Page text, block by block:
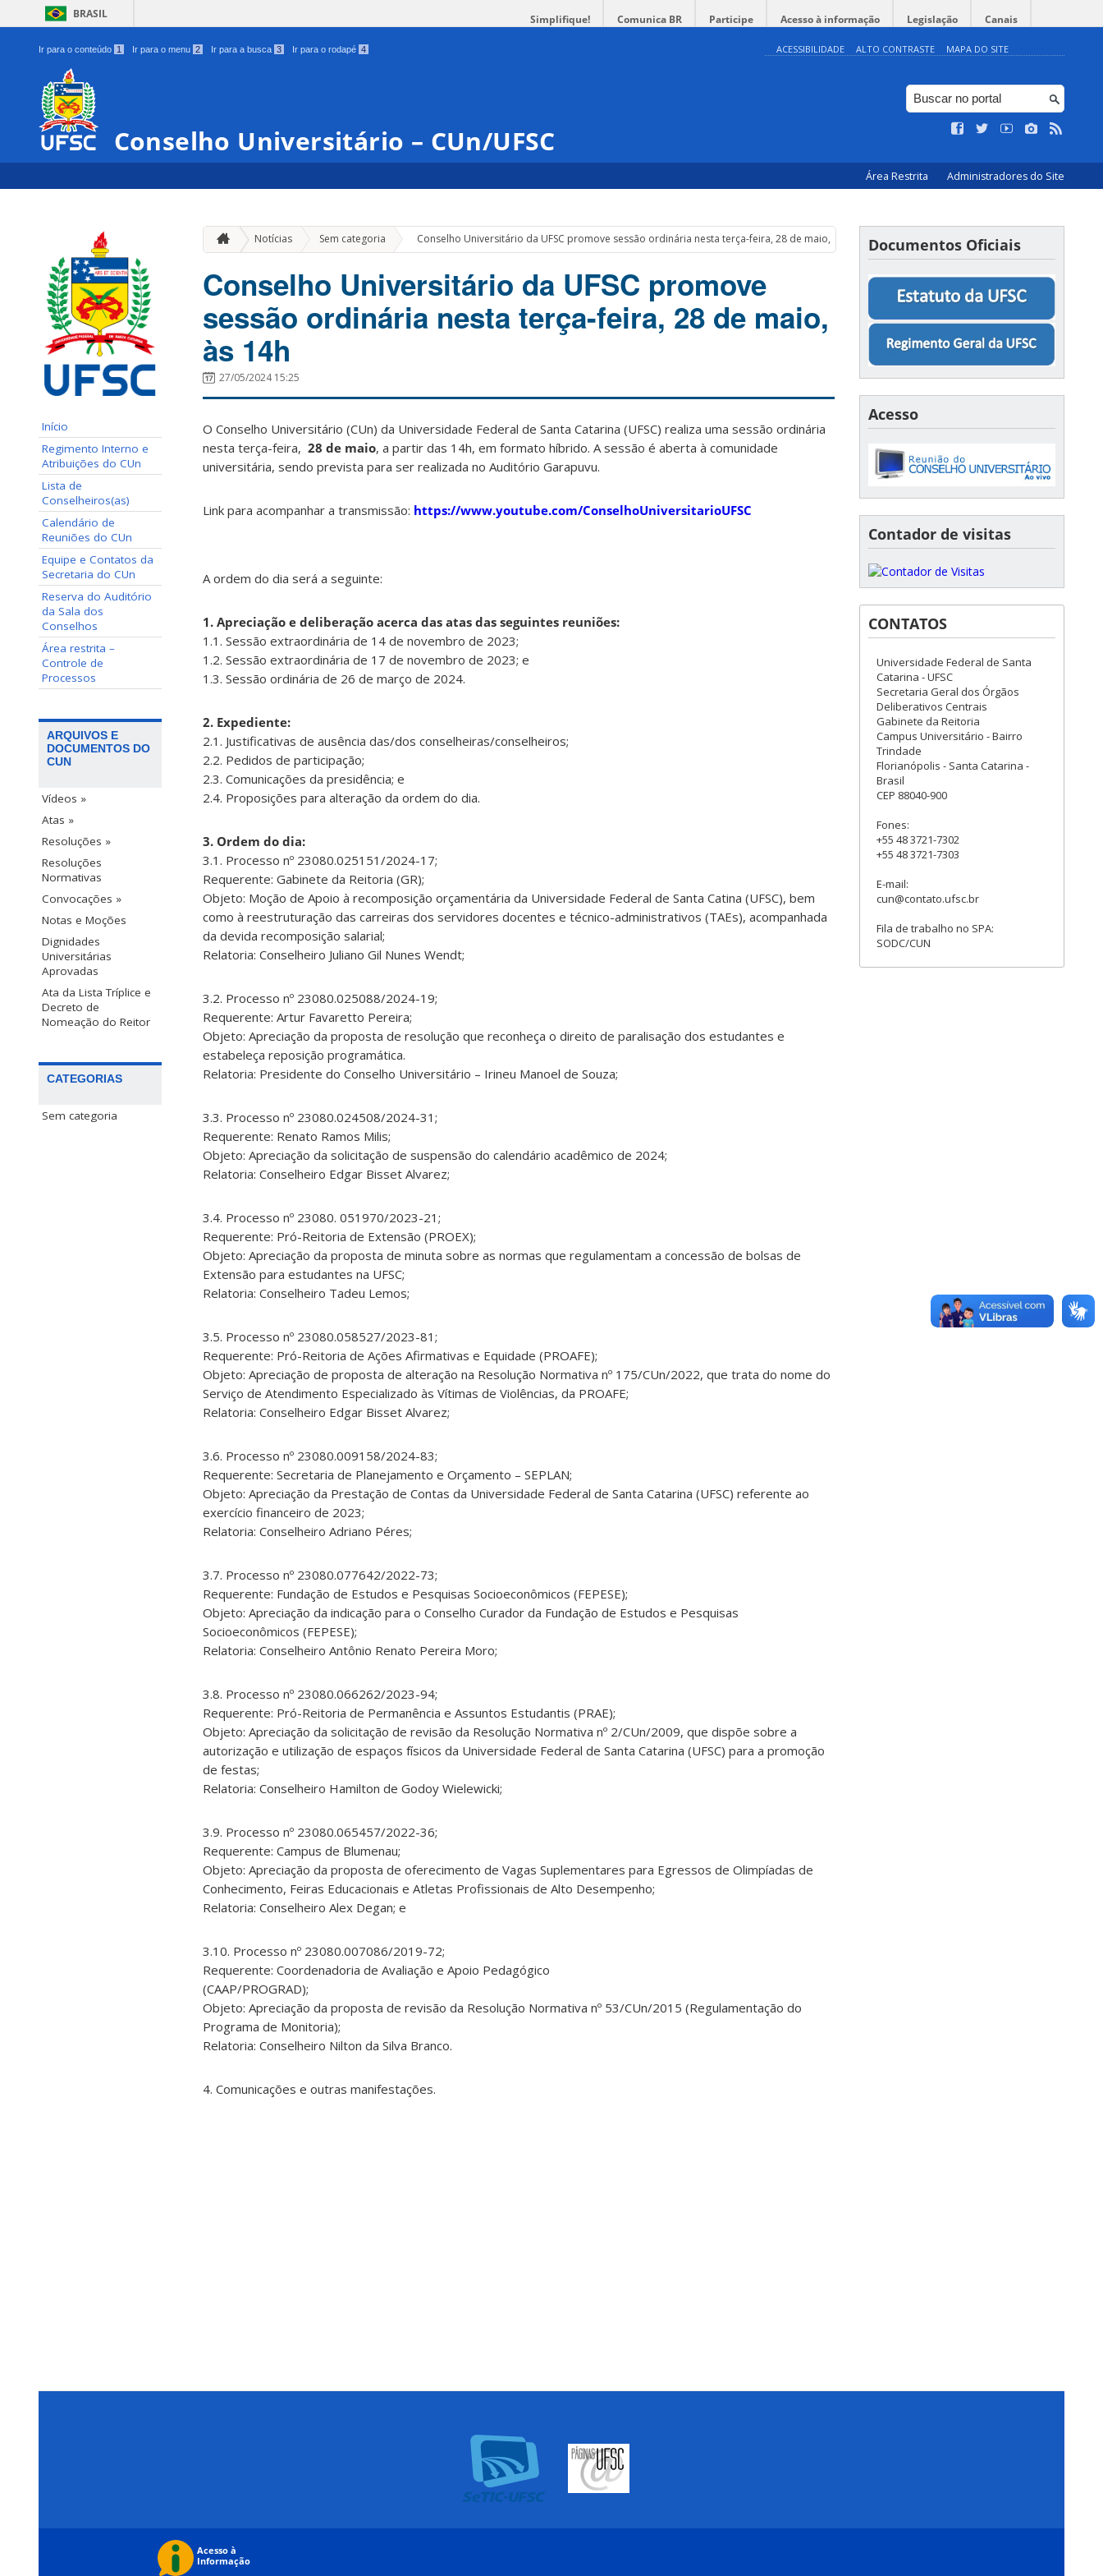
BRASIL Simplifique! Comunica BR Participe Acesso à informação Legislação Canais
Ir para o conteúdo 1 Ir para o menu 2 Ir para a busca 3 Ir para o rodapé 4 ACESSIBILIDADE ALTO CONTRASTE MAPA DO SITE
Conselho Universitário – CUn/UFSC
Área Restrita Administradores do Site
Início
Regimento Interno e
Atribuições do CUn
Lista de
Conselheiros(as)
Calendário de
Reuniões do CUn
Equipe e Contatos da
Secretaria do CUn
Reserva do Auditório
da Sala dos
Conselhos
Área restrita –
Controle de
Processos
ARQUIVOS E
DOCUMENTOS DO
CUN
Vídeos »
Atas »
Resoluções »
Resoluções
Normativas
Convocações »
Notas e Moções
Dignidades
Universitárias
Aprovadas
Ata da Lista Tríplice e
Decreto de
Nomeação do Reitor
CATEGORIAS
Sem categoria
Notícias Sem categoria » Conselho Universitário da UFSC promove sessão ordinária nesta terça-feira, 28 de maio, às 14h
Conselho Universitário da UFSC promove
sessão ordinária nesta terça-feira, 28 de maio,
às 14h
27/05/2024 15:25
O Conselho Universitário (CUn) da Universidade Federal de Santa Catarina (UFSC) realiza uma sessão ordinária
nesta terça-feira, 28 de maio, a partir das 14h, em formato híbrido. A sessão é aberta à comunidade
universitária, sendo prevista para ser realizada no Auditório Garapuvu.
Link para acompanhar a transmissão: https://www.youtube.com/ConselhoUniversitarioUFSC
A ordem do dia será a seguinte:
1. Apreciação e deliberação acerca das atas das seguintes reuniões:
1.1. Sessão extraordinária de 14 de novembro de 2023;
1.2. Sessão extraordinária de 17 de novembro de 2023; e
1.3. Sessão ordinária de 26 de março de 2024.
2. Expediente:
2.1. Justificativas de ausência das/dos conselheiras/conselheiros;
2.2. Pedidos de participação;
2.3. Comunicações da presidência; e
2.4. Proposições para alteração da ordem do dia.
3. Ordem do dia:
3.1. Processo nº 23080.025151/2024-17;
Requerente: Gabinete da Reitoria (GR);
Objeto: Moção de Apoio à recomposição orçamentária da Universidade Federal de Santa Catina (UFSC), bem
como à reestruturação das carreiras dos servidores docentes e técnico-administrativos (TAEs), acompanhada
da devida recomposição salarial;
Relatoria: Conselheiro Juliano Gil Nunes Wendt;
3.2. Processo nº 23080.025088/2024-19;
Requerente: Artur Favaretto Pereira;
Objeto: Apreciação da proposta de resolução que reconheça o direito de paralisação dos estudantes e
estabeleça reposição programática.
Relatoria: Presidente do Conselho Universitário – Irineu Manoel de Souza;
3.3. Processo nº 23080.024508/2024-31;
Requerente: Renato Ramos Milis;
Objeto: Apreciação da solicitação de suspensão do calendário acadêmico de 2024;
Relatoria: Conselheiro Edgar Bisset Alvarez;
3.4. Processo nº 23080. 051970/2023-21;
Requerente: Pró-Reitoria de Extensão (PROEX);
Objeto: Apreciação da proposta de minuta sobre as normas que regulamentam a concessão de bolsas de
Extensão para estudantes na UFSC;
Relatoria: Conselheiro Tadeu Lemos;
3.5. Processo nº 23080.058527/2023-81;
Requerente: Pró-Reitoria de Ações Afirmativas e Equidade (PROAFE);
Objeto: Apreciação de proposta de alteração na Resolução Normativa nº 175/CUn/2022, que trata do nome do
Serviço de Atendimento Especializado às Vítimas de Violências, da PROAFE;
Relatoria: Conselheiro Edgar Bisset Alvarez;
3.6. Processo nº 23080.009158/2024-83;
Requerente: Secretaria de Planejamento e Orçamento – SEPLAN;
Objeto: Apreciação da Prestação de Contas da Universidade Federal de Santa Catarina (UFSC) referente ao
exercício financeiro de 2023;
Relatoria: Conselheiro Adriano Péres;
3.7. Processo nº 23080.077642/2022-73;
Requerente: Fundação de Estudos e Pesquisas Socioeconômicos (FEPESE);
Objeto: Apreciação da indicação para o Conselho Curador da Fundação de Estudos e Pesquisas
Socioeconômicos (FEPESE);
Relatoria: Conselheiro Antônio Renato Pereira Moro;
3.8. Processo nº 23080.066262/2023-94;
Requerente: Pró-Reitoria de Permanência e Assuntos Estudantis (PRAE);
Objeto: Apreciação da solicitação de revisão da Resolução Normativa nº 2/CUn/2009, que dispõe sobre a
autorização e utilização de espaços físicos da Universidade Federal de Santa Catarina (UFSC) para a promoção
de festas;
Relatoria: Conselheiro Hamilton de Godoy Wielewicki;
3.9. Processo nº 23080.065457/2022-36;
Requerente: Campus de Blumenau;
Objeto: Apreciação da proposta de oferecimento de Vagas Suplementares para Egressos de Olimpíadas de
Conhecimento, Feiras Educacionais e Atletas Profissionais de Alto Desempenho;
Relatoria: Conselheiro Alex Degan; e
3.10. Processo nº 23080.007086/2019-72;
Requerente: Coordenadoria de Avaliação e Apoio Pedagógico
(CAAP/PROGRAD);
Objeto: Apreciação da proposta de revisão da Resolução Normativa nº 53/CUn/2015 (Regulamentação do
Programa de Monitoria);
Relatoria: Conselheiro Nilton da Silva Branco.
4. Comunicações e outras manifestações.
Documentos Oficiais
Acesso
Contador de visitas
CONTATOS
Universidade Federal de Santa
Catarina - UFSC
Secretaria Geral dos Órgãos
Deliberativos Centrais
Gabinete da Reitoria
Campus Universitário - Bairro
Trindade
Florianópolis - Santa Catarina -
Brasil
CEP 88040-900
Fones:
+55 48 3721-7302
+55 48 3721-7303
E-mail:
cun@contato.ufsc.br
Fila de trabalho no SPA:
SODC/CUN